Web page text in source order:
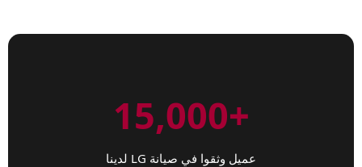
+15,000
عميل وثقوا في صيانة LG لدينا